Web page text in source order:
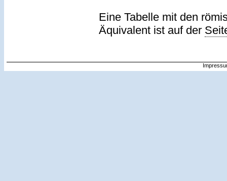
Eine Tabelle mit den
Äquivalent ist auf der